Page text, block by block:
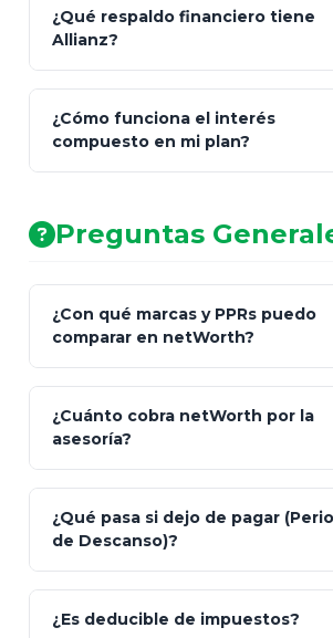
¿Qué respaldo financiero tiene
Allianz?
AA (Muy Fuerte)
¿Cómo funciona el interés
compuesto en mi plan?
Preguntas
¿Con qué marcas y PPRs puedo
comparar en netWorth?
¿Cuánto cobra netWorth por la
asesoría?
¿Qué pasa si dejo de pagar
de Descanso)?
¿Es deducible de impuestos?